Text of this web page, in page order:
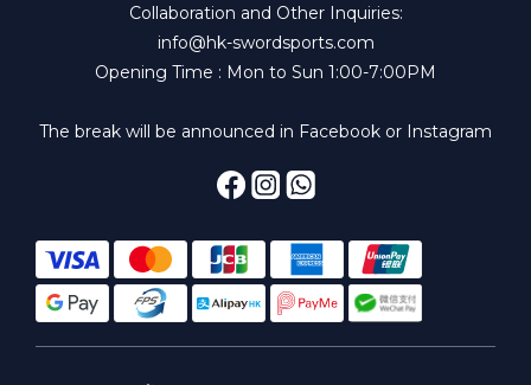
Collaboration and Other Inquiries:
info@hk-swordsports.com
Opening Time : Mon to Sun 1:00-7:00PM
The break will be announced in Facebook or Instagram